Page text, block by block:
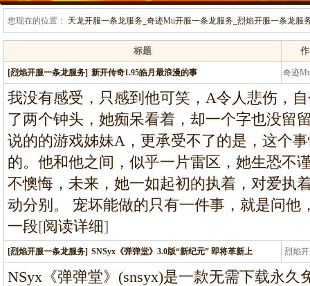
您现在的位置： 天龙开服一条龙服务_奇迹Mu开服一条龙服务_烈焰开服一条龙服
标题
[烈焰开服一条龙服务] 新开传奇1.95皓月最浪漫的事 奇迹
条
我没有感受，只感到他可笑，A令人悲伤，
了两个钟头，她痴呆看着，却一个字也没留
说的的游戏姊妹A，更承受不了的是，这个
的。他和他之间，似乎一片雷区，她生恐不
不懊悔，未来，她一如起初的执着，对爱执
动分别。 宠坏能做的只有一件事，就是问他
一段[阅读详细]
[烈焰开服一条龙服务] SNSyx《弹弹堂》3.0版“新纪元” 即将革新上 烈焰
龙
NSyx《弹弹堂》(snsyx)是一款无需下载永